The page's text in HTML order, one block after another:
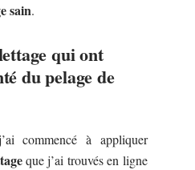
sain.
qui ont
du pelage de
commencé à appliquer
que j’ai trouvés en ligne